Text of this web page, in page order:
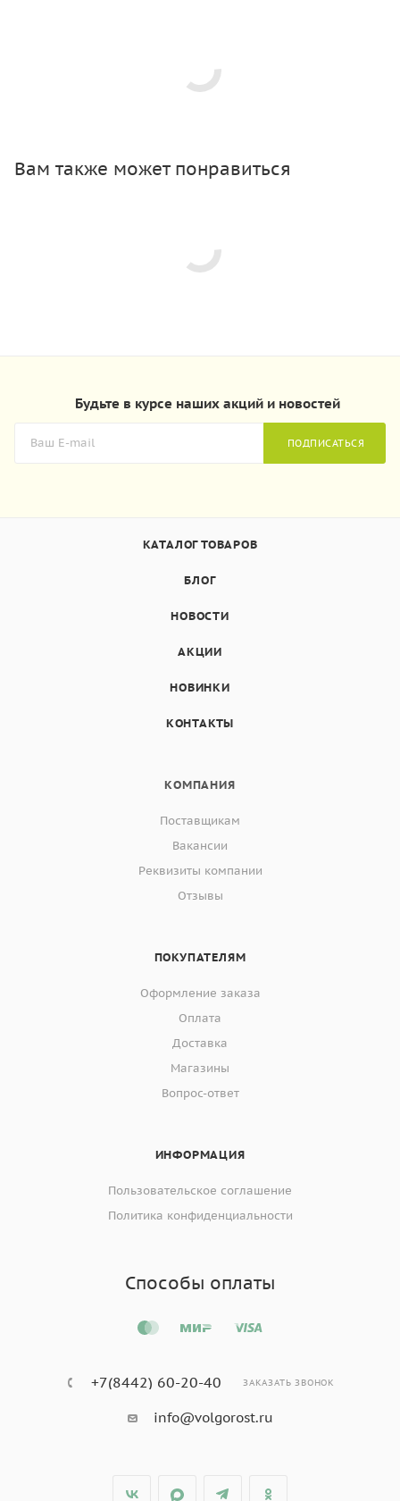
Вам также может понравиться
Будьте в курсе наших акций и новостей
ПОДПИСАТЬСЯ
КАТАЛОГ ТОВАРОВ
БЛОГ
НОВОСТИ
АКЦИИ
НОВИНКИ
КОНТАКТЫ
КОМПАНИЯ
Поставщикам
Вакансии
Реквизиты компании
Отзывы
ПОКУПАТЕЛЯМ
Оформление заказа
Оплата
Доставка
Магазины
Вопрос-ответ
ИНФОРМАЦИЯ
Пользовательское соглашение
Политика конфиденциальности
Способы оплаты
+7(8442) 60-20-40 ЗАКАЗАТЬ ЗВОНОК
info@volgorost.ru